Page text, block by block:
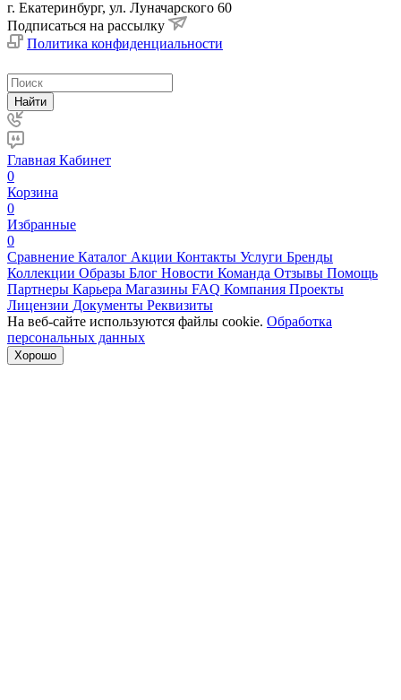
г. Екатеринбург, ул. Луначарского 60
Подписаться на рассылку
Политика конфиденциальности
Найти
Главная Кабинет
0
Корзина
0
Избранные
0
Сравнение Каталог Акции Контакты Услуги Бренды
Коллекции Образы Блог Новости Команда Отзывы Помощь
Партнеры Карьера Магазины FAQ Компания Проекты
Лицензии Документы Реквизиты
На веб-сайте используются файлы cookie. Обработка
персональных данных
Хорошо